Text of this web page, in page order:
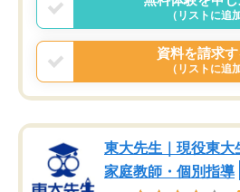
（リストに追
資料を請求
（リストに追
東大先生｜現役東
家庭教師・個別指導